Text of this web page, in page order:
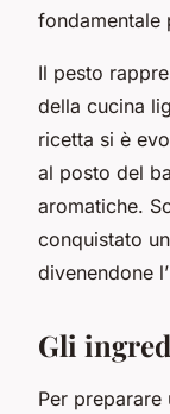
fondamentale
Il pesto
della cucina
ricetta si è
al posto del
aromatiche.
conquistato
divenendone
Gli
Per